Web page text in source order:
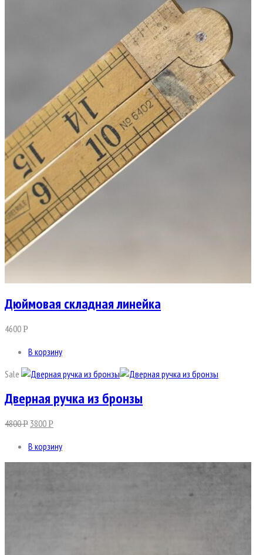
Дюймовая складная линейка
4600Р
В корзину
Sale
Дверная ручка из бронзы
4800Р 3800Р
В корзину